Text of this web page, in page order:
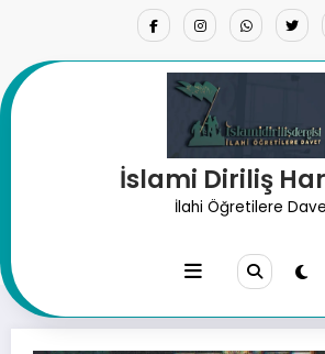
İslami Diriliş
İlahi Öğretilere
Hadis İnkarcıları